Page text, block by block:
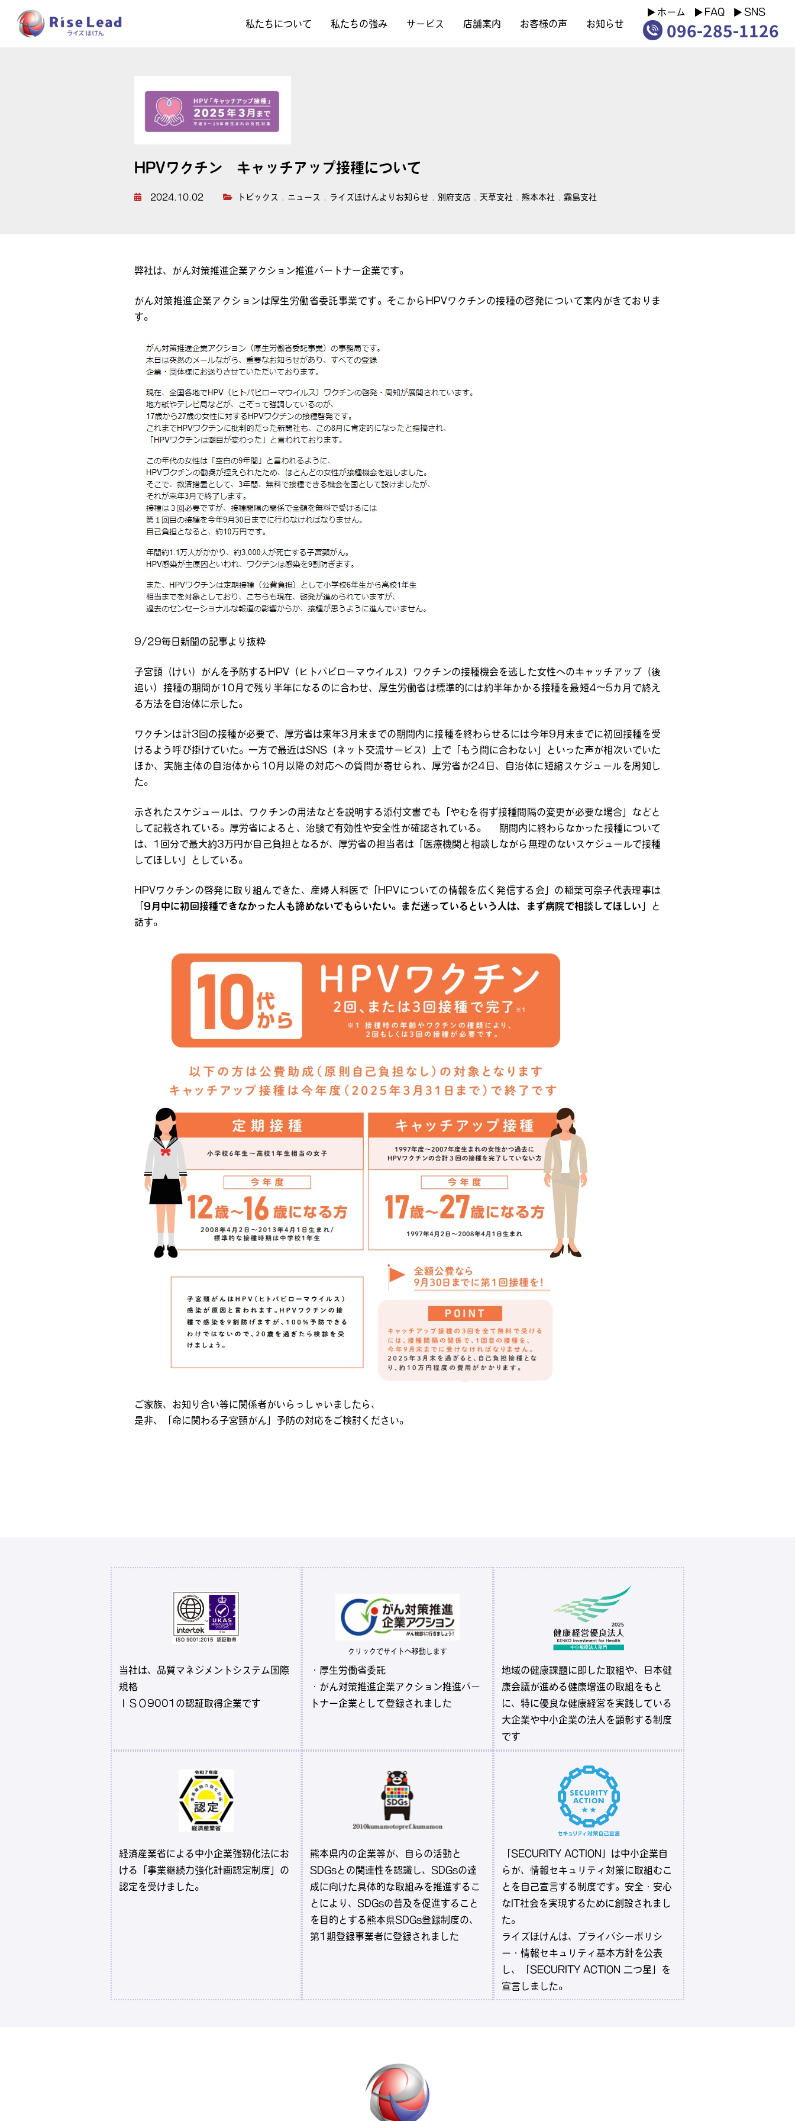
私たちについて 私たちの強み サービス 店舗案内 お客様の声 お知らせ
ホーム FAQ SNS
096-285-1126
HPVワクチン キャッチアップ接種について
2024.10.02 トピックス ニュース ライズほけんよりお知らせ 別府支店 天草支社 ,熊本本社 ,霧島支社
弊社は、がん対策推進企業アクション推進パートナー企業です。
がん対策推進企業アクションは厚生労働省委託事業です。そこからHPVワクチンの接種の啓発について案内がきておりま
す。
9/29毎日新聞の記事より抜粋
子宮頸（けい）がんを予防するHPV（ヒトパピローマウイルス）ワクチンの接種機会を逃した女性へのキャッチアップ（後
追い）接種の期間が10月で残り半年になるのに合わせ、厚生労働省は標準的には約半年かかる接種を最短4～5カ月で終え
る方法を自治体に示した。
ワクチンは計3回の接種が必要で、厚労省は来年3月末までの期間内に接種を終わらせるには今年9月末までに初回接種を受
けるよう呼び掛けていた。一方で最近はSNS（ネット交流サービス）上で「もう間に合わない」といった声が相次いでいた
ほか、実施主体の自治体から10月以降の対応への質問が寄せられ、厚労省が24日、自治体に短縮スケジュールを周知し
た。
示されたスケジュールは、ワクチンの用法などを説明する添付文書でも「やむを得ず接種間隔の変更が必要な場合」などと
して記載されている。厚労省によると、治験で有効性や安全性が確認されている。 期間内に終わらなかった接種について
は、1回分で最大約3万円が自己負担となるが、厚労省の担当者は「医療機関と相談しながら無理のないスケジュールで接種
してほしい」としている。
HPVワクチンの啓発に取り組んできた、産婦人科医で「HPVについての情報を広く発信する会」の稲葉可奈子代表理事は
「9月中に初回接種できなかった人も諦めないでもらいたい。まだ迷っているという人は、まず病院で相談してほしい 」と
話す。
ご家族、お知り合い等に関係者がいらっしゃいました ら、
是非、「命に関わる子宮頸がん」予防の対応をご検討ください。
当社は、品質マネジメントシステム国際
規格
ＩＳＯ9001の認証取得企業です
クリックでサイトへ移動します
・厚生労働省委託
・がん対策推進企業アクション推進パー
トナー企業として登録されました
地域の健康課題に即した取組や、日本健
康会議が進める健康増進の取組をもと
に、特に優良な健康経営を実践している
大企業や中小企業の法人を顕彰する制度
です
経済産業省による中小企業強靭化法にお
ける「事業継続力強化計画認定制度」の
認定を受けました。
熊本県内の企業等が、自らの活動と
SDGsとの関連性を認識し、SDGsの達
成に向けた具体的な取組みを推進するこ
とにより、SDGsの普及を促進すること
を目的とする熊本県SDGs登録制度の、
第1期登録事業者に登録されました
「SECURITY ACTION」は中小企業自
らが、情報セキュリティ対策に取組むこ
とを自己宣言する制度です。安全・安心
なIT社会を実現するために創設されまし
た。
ライズほけんは、プライバシーポリシ
ー・情報セキュリティ基本方針を公表
し、「SECURITY ACTION 二つ星」を
宣言しました。